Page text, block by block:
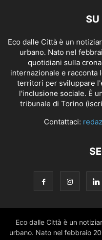
Eco dalle Città è un
urbano. Nato nel
quotidiani sulla
internazionale e racconta
territori per sviluppare
l'inclusione sociale. È
tribunale di Torino
Contattaci:
Eco dalle Città è un
urbano. Nato nel febbraio